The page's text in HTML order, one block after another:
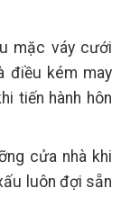
mặc váy cưới
điều kém may
tiến hành hôn
cửa nhà khi
luôn đợi sẵn